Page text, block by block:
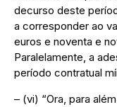
decurso deste
a corresponder ao
euros e noventa e
Paralelamente, a
período contratual
– (vi) “Ora, para